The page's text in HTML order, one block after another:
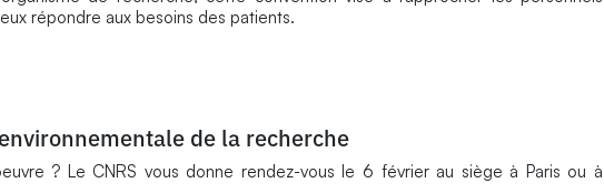
répondre aux besoins des patients.
de la recherche
? Le CNRS vous donne rendez-vous le 6 février au siège à Paris ou à